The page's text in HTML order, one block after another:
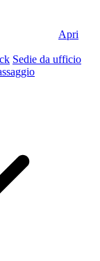
Apri
Sedie da ufficio